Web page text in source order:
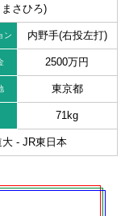
さひろ)
ン 内野手(右投左打)
2500万円
東京都
71kg
- JR東日本